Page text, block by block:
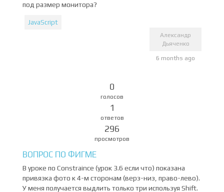
под размер монитора?
JavaScript
Александр
Дьяченко
6 months ago
0
голосов
1
ответов
296
просмотров
ВОПРОС ПО ФИГМЕ
В уроке по Constraince (урок 3.6 если что) показана
привязка фото к 4-м сторонам (верз-низ, право-лево).
У меня получается выдлить только три используя Shift.